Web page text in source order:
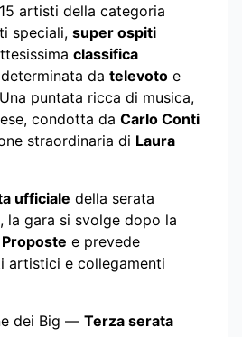
artisti della categoria
speciali, super ospiti
classifica
determinata da televoto e
puntata ricca di musica,
condotta da Carlo Conti
straordinaria di Laura
ufficiale della serata
, la gara si svolge dopo la
e prevede
artistici e collegamenti
dei Big — Terza serata